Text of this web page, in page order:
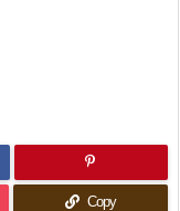
Copy